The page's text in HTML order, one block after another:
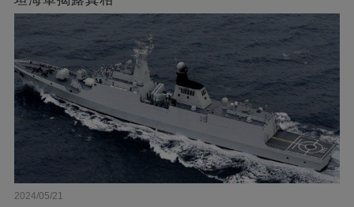
2024/05/21